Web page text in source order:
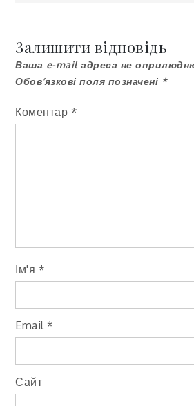
Залишити відповідь
Ваша e-mail адреса не
Обов’язкові поля позначені *
Коментар *
Ім'я *
Email *
Сайт